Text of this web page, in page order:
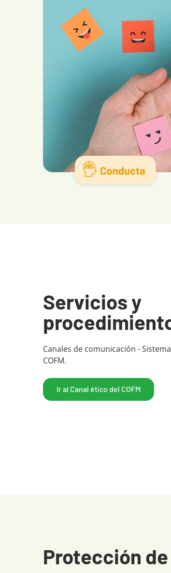
Servicios y
Canales de comunicación -
COFM.
Ir al Canal ético del COFM
Protección